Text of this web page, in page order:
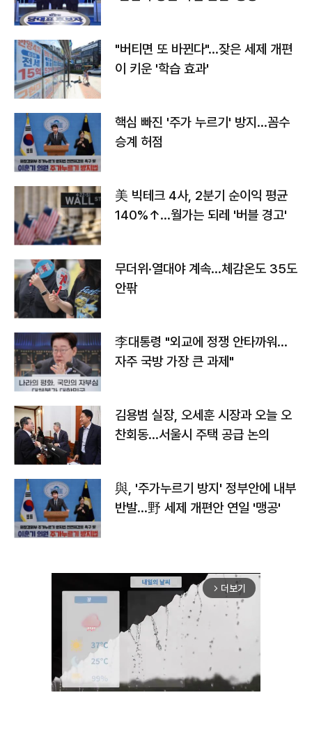
"버티면 또 바뀐다"…잦은 세제 개편
이 키운 '학습 효과'
핵심 빠진 '주가 누르기' 방지…꼼수
승계 허점
美 빅테크 4사, 2분기 순이익 평균
140%↑…월가는 되레 '버블 경고'
무더위·열대야 계속…체감온도 35도
안팎
李대통령 "외교에 정쟁 안타까워…
자주 국방 가장 큰 과제"
김용범 실장, 오세훈 시장과 오늘 오
찬회동...서울시 주택 공급 논의
與, '주가누르기 방지' 정부안에 내부
반발…野 세제 개편안 연일 '맹공'
arrow_forward_ios 더보기